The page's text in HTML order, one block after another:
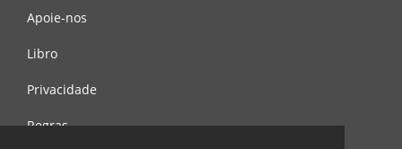
Apoie-nos
Libro
Privacidade
Regras